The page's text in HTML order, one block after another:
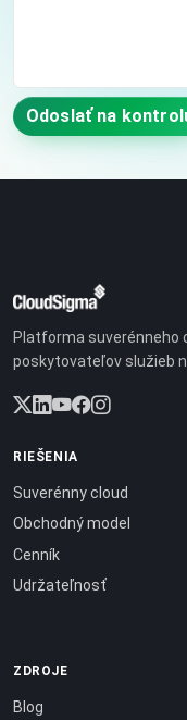
Odoslať na
Platforma suverénneho
poskytovateľov služieb
RIEŠENIA
Suverénny cloud
Obchodný model
Cenník
Udržateľnosť
ZDROJE
Blog